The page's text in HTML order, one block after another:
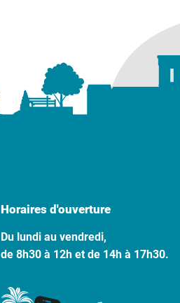
Horaires d'ouverture
Du lundi au vendredi,
de 8h30 à 12h et de 14h à 17h30.